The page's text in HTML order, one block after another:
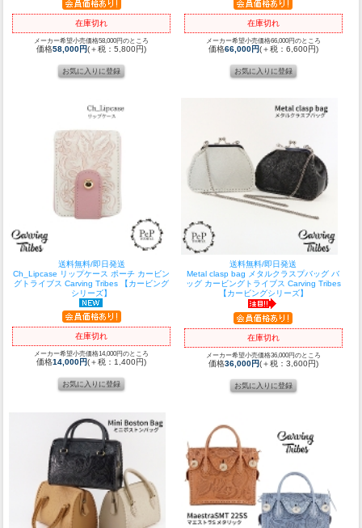
在庫切れ
メーカー希望小売価格58,000円のところ
価格58,000円(＋税：5,800円)
在庫切れ
メーカー希望小売価格66,000円のところ
価格66,000円(＋税：6,600円)
送料無料/即日発送
Ch_Lipcase リップケース ポーチ カービン
グトライブス Carving Tribes 【カービング
シリーズ】
在庫切れ
メーカー希望小売価格14,000円のところ
価格14,000円(＋税：1,400円)
送料無料/即日発送
Metal clasp bag メタルクラスプバッグ バ
ッグ カービングトライブス Carving Tribes
【カービングシリーズ】
在庫切れ
メーカー希望小売価格36,000円のところ
価格36,000円(＋税：3,600円)